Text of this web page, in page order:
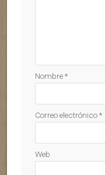
Nombre*
Correo electrónico*
Web